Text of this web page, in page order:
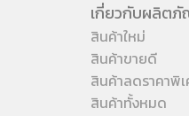
เกี่ยวกับผลิต
สินค้าใหม่
สินค้าขายดี
สินค้าลดราคาพิ
สินค้าทั้งหมด